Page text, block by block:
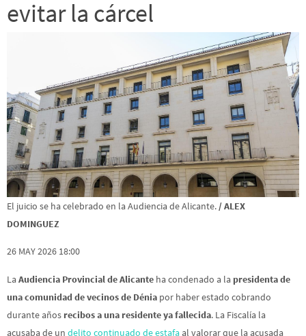
evitar la cárcel
El juicio se ha celebrado en la Audiencia de Alicante./ ALEX
DOMINGUEZ
26 MAY 2026 18:00
LaAudiencia Provincial de Alicante ha condenado a la presidenta de
una comunidad de vecinos de Dénia por haber estado cobrando
durante años recibos a una residente ya fallecida. La Fiscalía la
acusaba de un delito continuado de estafa al valorar que la acusada